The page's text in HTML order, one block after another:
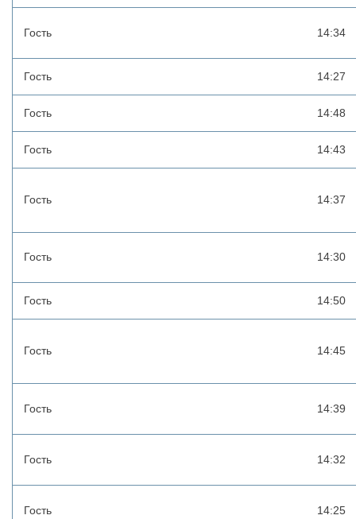
Гость 14:34
Гость 14:27
Гость 14:48
Гость 14:43
Гость 14:37
Гость 14:30
Гость 14:50
Гость 14:45
Гость 14:39
Гость 14:32
Гость 14:25